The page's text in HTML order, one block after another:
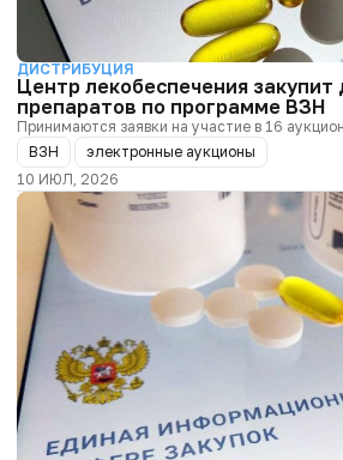
ДИСТРИБУЦИЯ
Центр лекобеспечения закупит
препаратов по программе ВЗН
Принимаются заявки на участие в 16
ВЗН
электронные аукционы
10 ИЮЛ, 2026